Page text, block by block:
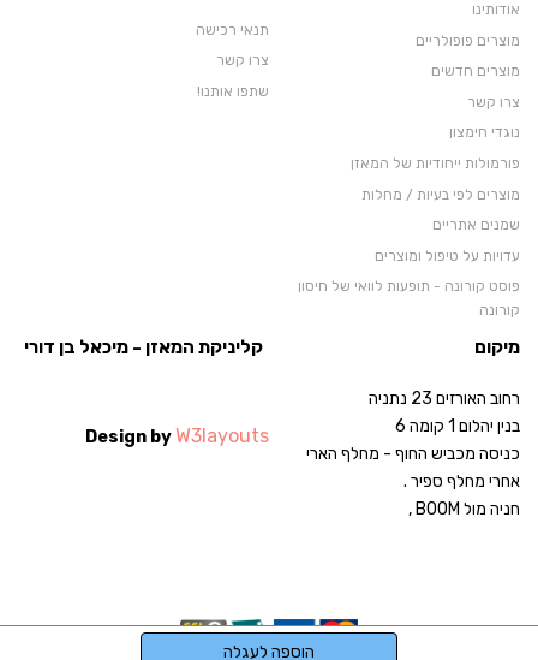
אודותינו
מוצרים פופולריים
מוצרים חדשים
צרו קשר
נוגדי חימצון
פורמולות ייחודיות של המאזן
מוצרים לפי בעיות / מחלות
שמנים אתריים
עדויות על טיפול ומוצרים
פוסט קורונה - תופעות לוואי של חיסון
קורונה
סרטוני וידאו
מגנזיום שמן וג'ל , קרם
מוצרים מחו"ל - אייהרב
פטריות מרפא של חברת לייף סייקל
תנאי רכישה
צרו קשר
שתפו אותנו!
מיקום
רחוב האורזים 23 נתניה
בנין יהלום 1 קומה 6
כניסה מכביש החוף - מחלף הארי
אחרי מחלף ספיר .
חניה מול BOOM ,
קליניקת המאזן - מיכאל בן דורי
Design byW3layouts